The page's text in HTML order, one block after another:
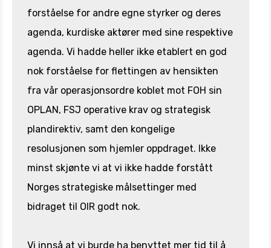
forståelse for andre egne styrker og deres
agenda, kurdiske aktører med sine respektive
agenda. Vi hadde heller ikke etablert en god
nok forståelse for flettingen av hensikten
fra vår operasjonsordre koblet mot FOH sin
OPLAN, FSJ operative krav og strategisk
plandirektiv, samt den kongelige
resolusjonen som hjemler oppdraget. Ikke
minst skjønte vi at vi ikke hadde forstått
Norges strategiske målsettinger med
bidraget til OIR godt nok.
Vi innså at vi burde ha benyttet mer tid til å